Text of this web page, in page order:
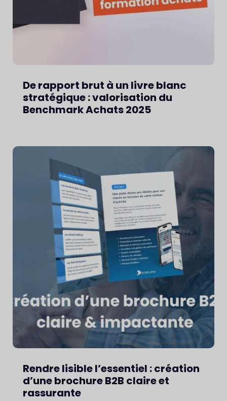
De rapport brut à un livre blanc
stratégique : valorisation du
Benchmark Achats 2025
Rendre lisible l’essentiel : création
d’une brochure B2B claire et
rassurante